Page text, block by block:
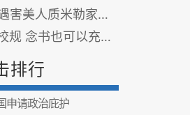
人质米勒家书曝光
书也可以充满乐趣
排行
申请政治庇护